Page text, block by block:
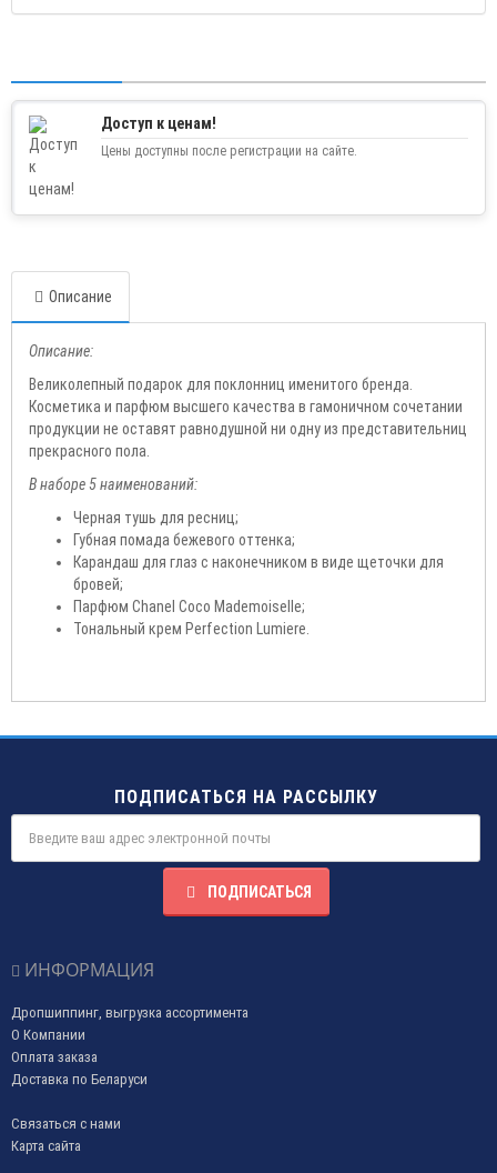
Доступ к ценам!
Цены доступны после регистрации на сайте.
Описание
Описание:
Великолепный подарок для поклонниц именитого бренда.
Косметика и парфюм высшего качества в гамоничном сочетании
продукции не оставят равнодушной ни одну из представительниц
прекрасного пола.
В наборе 5 наименований:
Черная тушь для ресниц;
Губная помада бежевого оттенка;
Карандаш для глаз с наконечником в виде щеточки для
бровей;
Парфюм Chanel Coco Mademoiselle;
Тональный крем Perfection Lumiere.
ПОДПИСАТЬСЯ НА РАССЫЛКУ
ПОДПИСАТЬСЯ
ИНФОРМАЦИЯ
Дропшиппинг, выгрузка ассортимента
О Компании
Оплата заказа
Доставка по Беларуси
Связаться с нами
Карта сайта